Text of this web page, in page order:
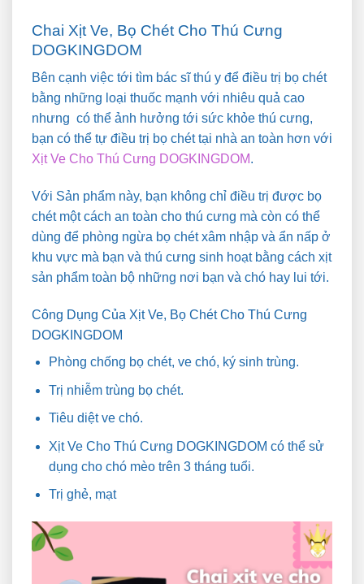
Chai Xịt Ve, Bọ Chét Cho Thú Cưng
DOGKINGDOM
Bên cạnh việc tới tìm bác sĩ thú y để điều trị bọ chét
bằng những loại thuốc mạnh với nhiêu quả cao
nhưng có thể ảnh hưởng tới sức khỏe thú cưng,
bạn có thể tự điều trị bọ chét tại nhà an toàn hơn với
Xịt Ve Cho Thú Cưng DOGKINGDOM.
Với Sản phẩm này, bạn không chỉ điều trị được bọ
chét một cách an toàn cho thú cưng mà còn có thể
dùng để phòng ngừa bọ chét xâm nhập và ẩn nấp ở
khu vực mà bạn và thú cưng sinh hoạt bằng cách xịt
sản phẩm toàn bộ những nơi bạn và chó hay lui tới.
Công Dụng Của Xịt Ve, Bọ Chét Cho Thú Cưng
DOGKINGDOM
Phòng chống bọ chét, ve chó, ký sinh trùng.
Trị nhiễm trùng bọ chét.
Tiêu diệt ve chó.
Xịt Ve Cho Thú Cưng DOGKINGDOM có thể sử
dụng cho chó mèo trên 3 tháng tuổi.
Trị ghẻ, mạt